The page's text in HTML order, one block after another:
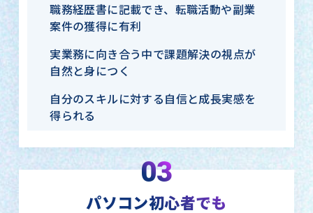
職務経歴書に記載でき、転職活動や副業
案件の獲得に有利
実業務に向き合う中で課題解決の視点が
自然と身につく
自分のスキルに対する自信と成長実感を
得られる
03
パソコン初心者でも